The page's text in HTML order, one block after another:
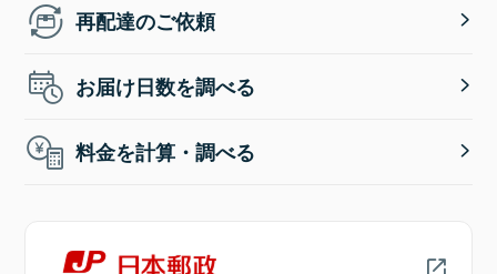
再配達のご依頼
お届け日数を調べる
料金を計算・調べる